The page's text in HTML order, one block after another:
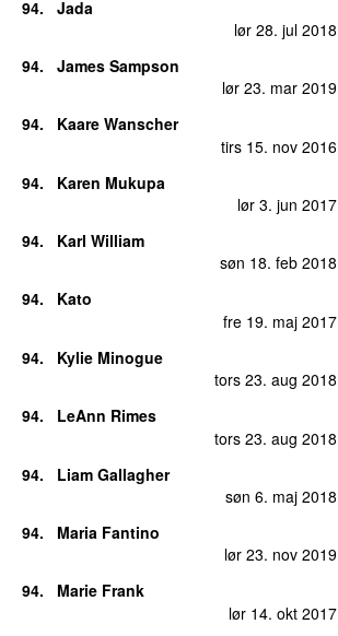
94.
Jada
lør 28. jul 2018
94.
James Sampson
lør 23. mar 2019
94.
Kaare Wanscher
tirs 15. nov 2016
94.
Karen Mukupa
lør 3. jun 2017
94.
Karl William
søn 18. feb 2018
94.
Kato
fre 19. maj 2017
94.
Kylie Minogue
tors 23. aug 2018
94.
LeAnn Rimes
tors 23. aug 2018
94.
Liam Gallagher
søn 6. maj 2018
94.
Maria Fantino
lør 23. nov 2019
94.
Marie Frank
lør 14. okt 2017